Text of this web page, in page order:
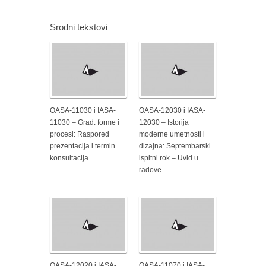
Srodni tekstovi
OASA-11030 i IASA-
11030 – Grad: forme i
procesi: Raspored
prezentacija i termin
konsultacija
OASA-12030 i IASA-
12030 – Istorija
moderne umetnosti i
dizajna: Septembarski
ispitni rok – Uvid u
radove